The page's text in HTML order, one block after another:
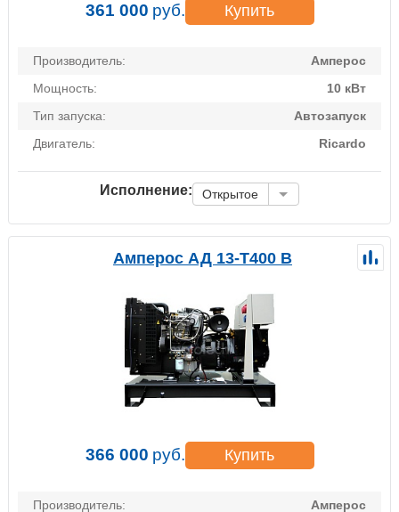
361 000 руб. Купить
Производитель:
Амперос
Мощность:
10 кВт
Тип запуска:
Автозапуск
Двигатель:
Ricardo
Исполнение: Открытое
Амперос АД 13-Т400 B
366 000 руб. Купить
Производитель:
Амперос